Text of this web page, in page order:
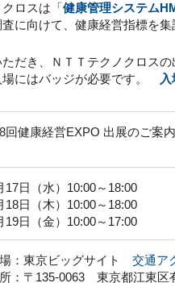
ロスは「健康管理システム
に向けて、健康経営指標を
だき、ＮＴＴテクノクロスの
場にはバッジが必要です。
回健康経営EXPO 出展のご案内
17日（水）10:00～18:00
18日（木）10:00～18:00
19日（金）10:00～17:00
：東京ビッグサイト 交通ア
：〒135-0063 東京都江東区